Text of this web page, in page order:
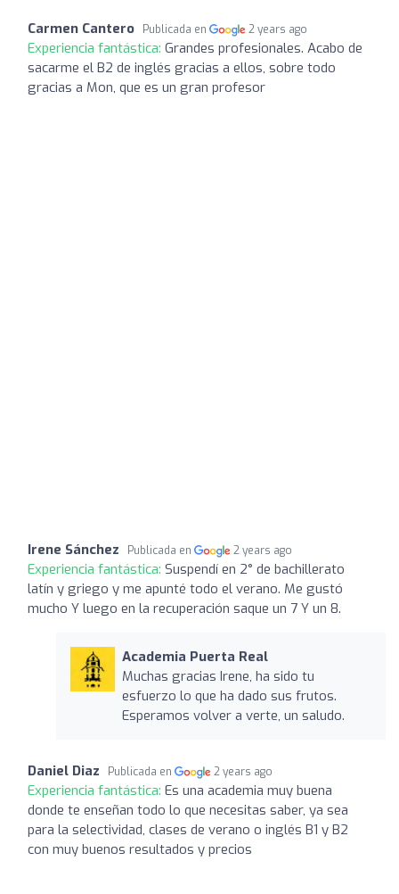
Carmen Cantero Publicada en 2 years ago
Experiencia fantástica: Grandes profesionales. Acabo de
sacarme el B2 de inglés gracias a ellos, sobre todo
gracias a Mon, que es un gran profesor
Irene Sánchez Publicada en 2 years ago
Experiencia fantástica: Suspendí en 2° de bachillerato
latín y griego y me apunté todo el verano. Me gustó
mucho Y luego en la recuperación saque un 7 Y un 8.
Academia Puerta Real
Muchas gracias Irene, ha sido tu
esfuerzo lo que ha dado sus frutos.
Esperamos volver a verte, un saludo.
Daniel Diaz Publicada en 2 years ago
Experiencia fantástica: Es una academia muy buena
donde te enseñan todo lo que necesitas saber, ya sea
para la selectividad, clases de verano o inglés B1 y B2
con muy buenos resultados y precios